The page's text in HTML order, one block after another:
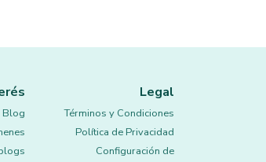
Blog
Legal
Términos y Condiciones
Política de Privacidad
Configuración de